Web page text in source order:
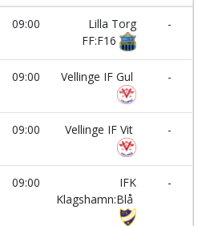
09:00
Lilla Torg
FF:F16
-
09:00 Vellinge IF Gul
-
09:00 Vellinge IF Vit
-
09:00
IFK
Klagshamn:Blå
-